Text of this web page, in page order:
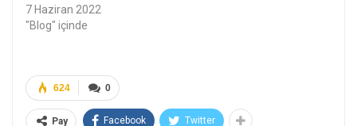
7 Haziran 2022
"Blog" içinde
0
624
Pay Facebook Twitter